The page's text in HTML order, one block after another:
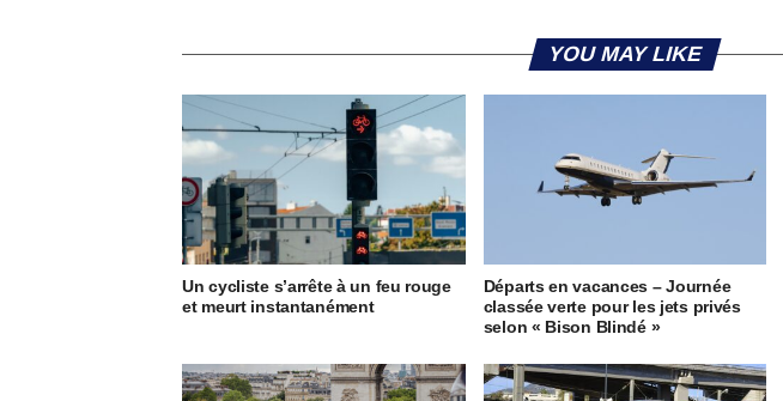
YOU MAY LIKE
Un cycliste s’arrête à un feu rouge
et meurt instantanément
Départs en vacances – Journée
classée verte pour les jets privés
selon « Bison Blindé »